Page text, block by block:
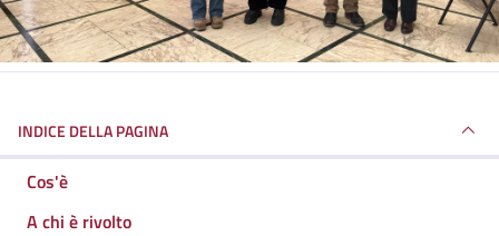
INDICE DELLA PAGINA
Cos'è
A chi è rivolto